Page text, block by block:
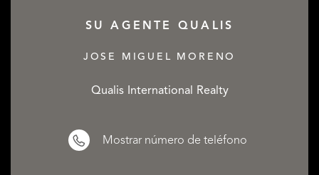
SU AGENTE QUALIS
JOSE MIGUEL MORENO
Qualis International Realty
Mostrar número de teléfono